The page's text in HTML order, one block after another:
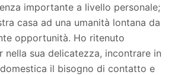
importante a livello personale;
casa ad una umanità lontana da
opportunità. Ho ritenuto
nella sua delicatezza, incontrare in
il bisogno di contatto e